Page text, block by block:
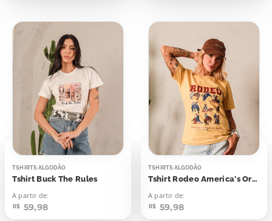
TSHIRTS ALGODÃO
Tshirt Buck The Rules
A partir de:
R$ 59,98
TSHIRTS ALGODÃO
Tshirt Rodeo America's Original Sports
A partir de:
R$ 59,98